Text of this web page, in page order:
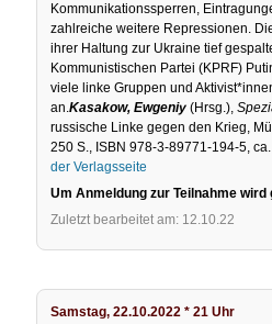
Kommunikationssperren,
zahlreiche weitere Repressionen.
ihrer Haltung zur Ukraine tief
Kommunistischen Partei (KPRF)
viele linke Gruppen und
an.Kasakow, Ewgeniy (Hrsg.),
russische Linke gegen den Krieg,
250 S., ISBN 978-3-89771-194-5,
der Verlagsseite
Um Anmeldung zur Teilnahme
Zuletzt bearbeitet am: 12.10.22
Samstag, 22.10.2022 * 21 Uhr